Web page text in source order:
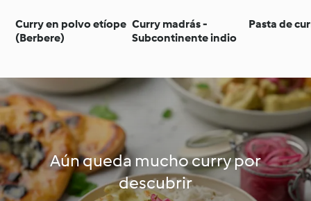
Curry en polvo etíope
(Berbere)
Curry madrás -
Subcontinente indio
Pasta de
Aún queda mucho curry por
descubrir